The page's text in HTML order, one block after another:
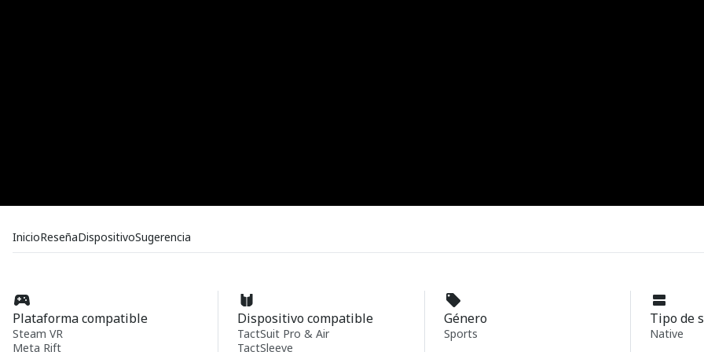
InicioReseñaDispositivoSugerencia
Plataforma compatible
Steam VR
Meta Rift
Dispositivo compatible
TactSuit Pro & Air
TactSleeve
Género
Sports
Tipo de
Native